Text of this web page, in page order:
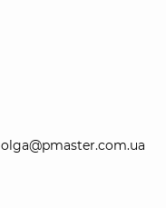
olga@pmaster.com.ua